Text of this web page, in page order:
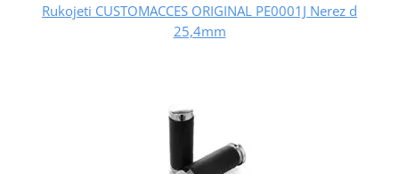
Rukojeti CUSTOMACCES ORIGINAL PE0001J Nerez d
25,4mm